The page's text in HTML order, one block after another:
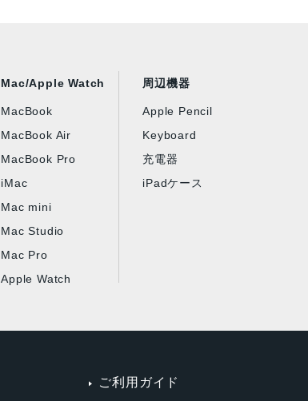
Mac/Apple Watch
MacBook
MacBook Air
MacBook Pro
iMac
Mac mini
Mac Studio
Mac Pro
Apple Watch
周辺機器
Apple Pencil
Keyboard
充電器
iPadケース
ご利用ガイド